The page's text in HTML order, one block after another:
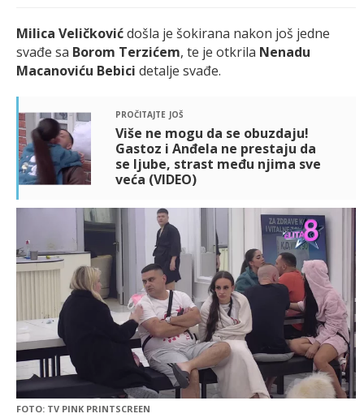
Milica Veličkovićdošla je šokirana nakon još jedne
svađe sa Borom Terzićem, te je otkrila Nenadu
Macanoviću Bebici detalje svađe.
pročitajte još
Više ne mogu da se obuzdaju!
Gastoz i Anđela ne prestaju da
se ljube, strast među njima sve
veća (VIDEO)
FOTO: TV PINK PRINTSCREEN